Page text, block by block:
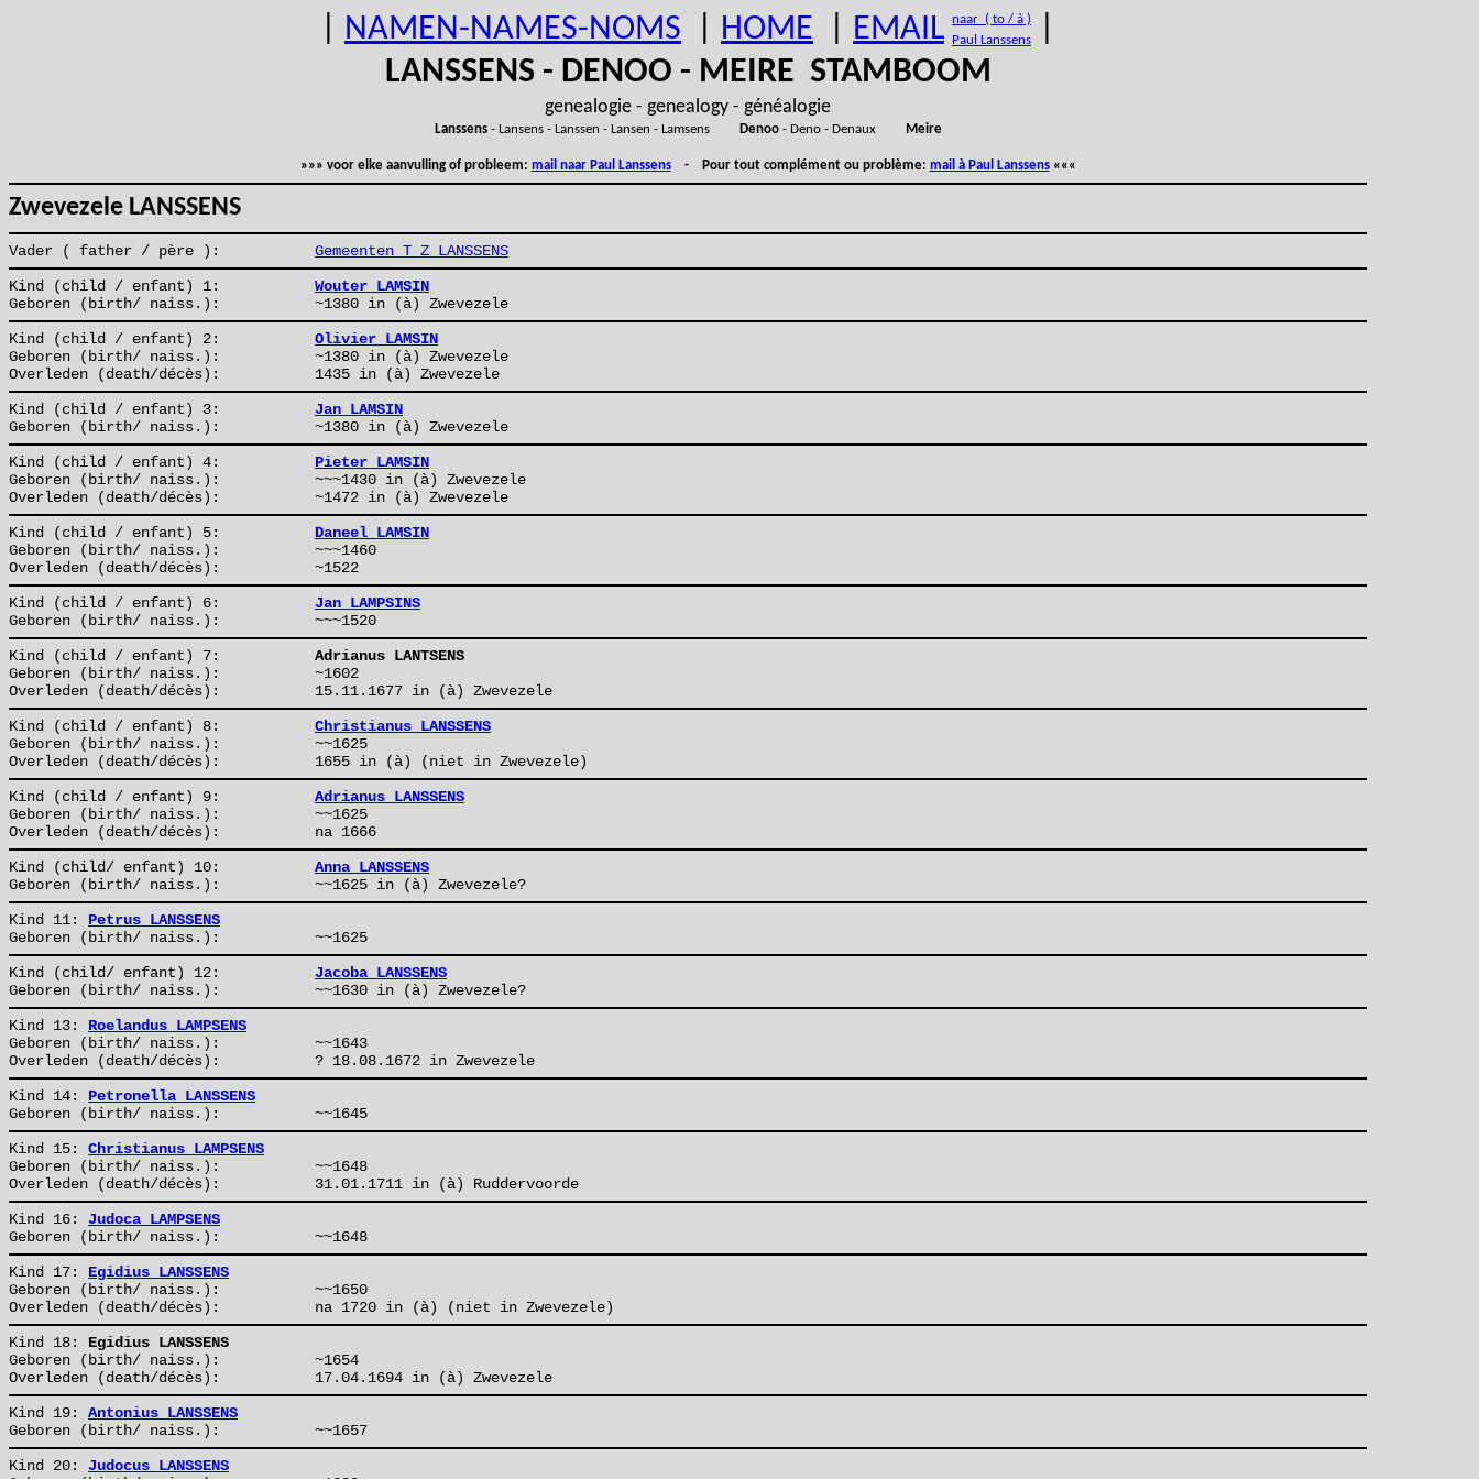
NAMEN-NAMES-NOMS HOME EMAIL naar ( to / à )
Paul Lanssens
LANSSENS - DENOO - MEIRE STAMBOOM
genealogie - genealogy - généalogie
Lanssens- Lansens - Lanssen - Lansen - Lamsens Denoo- Deno - Denaux Meire
»»» voor elke aanvulling of probleem: mail naar Paul Lanssens- Pour tout complément ou problème: mail à Paul Lanssens«««
Zwevezele LANSSENS
Vader ( father / père ):
Gemeenten T Z LANSSENS
Kind (child / enfant) 1:
Wouter LAMSIN
Geboren (birth/ naiss.):
~1380 in (à) Zwevezele
Kind (child / enfant) 2:
Olivier LAMSIN
Geboren (birth/ naiss.):
~1380 in (à) Zwevezele
Overleden (death/décès):
1435 in (à) Zwevezele
Kind (child / enfant) 3:
Jan LAMSIN
Geboren (birth/ naiss.):
~1380 in (à) Zwevezele
Kind (child / enfant) 4:
Pieter LAMSIN
Geboren (birth/ naiss.):
~~~1430 in (à) Zwevezele
Overleden (death/décès):
~1472 in (à) Zwevezele
Kind (child / enfant) 5:
Daneel LAMSIN
Geboren (birth/ naiss.):
~~~1460
Overleden (death/décès):
~1522
Kind (child / enfant) 6:
Jan LAMPSINS
Geboren (birth/ naiss.):
~~~1520
Kind (child / enfant) 7:
Adrianus LANTSENS
Geboren (birth/ naiss.):
~1602
Overleden (death/décès):
15.11.1677 in (à) Zwevezele
Kind (child / enfant) 8:
Christianus LANSSENS
Geboren (birth/ naiss.):
~~1625
Overleden (death/décès):
1655 in (à) (niet in Zwevezele)
Kind (child / enfant) 9:
Adrianus LANSSENS
Geboren (birth/ naiss.):
~~1625
Overleden (death/décès):
na 1666
Kind (child/ enfant) 10:
Anna LANSSENS
Geboren (birth/ naiss.):
~~1625 in (à) Zwevezele?
Kind 11: Petrus LANSSENS
Geboren (birth/ naiss.):
~~1625
Kind (child/ enfant) 12:
Jacoba LANSSENS
Geboren (birth/ naiss.):
~~1630 in (à) Zwevezele?
Kind 13: Roelandus LAMPSENS
Geboren (birth/ naiss.):
~~1643
Overleden (death/décès):
? 18.08.1672 in Zwevezele
Kind 14: Petronella LANSSENS
Geboren (birth/ naiss.):
~~1645
Kind 15: Christianus LAMPSENS
Geboren (birth/ naiss.):
~~1648
Overleden (death/décès):
31.01.1711 in (à) Ruddervoorde
Kind 16: Judoca LAMPSENS
Geboren (birth/ naiss.):
~~1648
Kind 17: Egidius LANSSENS
Geboren (birth/ naiss.):
~~1650
Overleden (death/décès):
na 1720 in (à) (niet in Zwevezele)
Kind 18: Egidius LANSSENS
Geboren (birth/ naiss.):
~1654
Overleden (death/décès):
17.04.1694 in (à) Zwevezele
Kind 19: Antonius LANSSENS
Geboren (birth/ naiss.):
~~1657
Kind 20: Judocus LANSSENS